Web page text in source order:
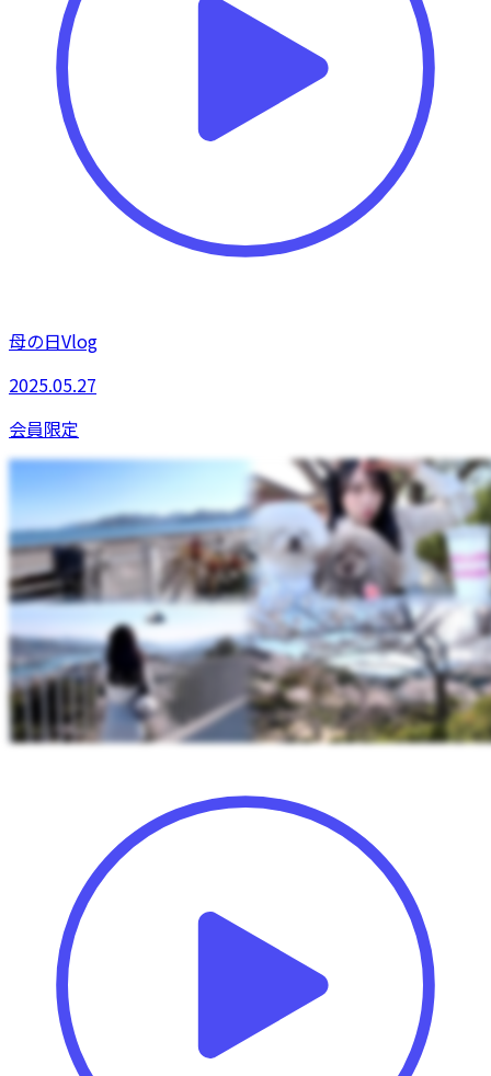
母の日Vlog
2025.05.27
会員限定